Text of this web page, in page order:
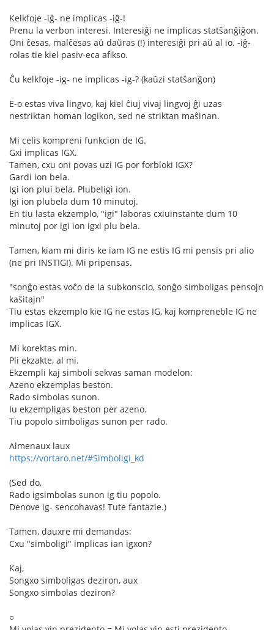
Kelkfoje -iĝ- ne implicas -iĝ-!
Prenu la verbon interesi. Interesiĝi ne implicas statŝanĝiĝon.
Oni ĉesas, malĉesas aŭ daŭras (!) interesiĝi pri aŭ al io. -iĝ-
rolas tie kiel pasiv-eca afikso.
Ĉu kelkfoje -ig- ne implicas -ig-? (kaŭzi statŝanĝon)
E-o estas viva lingvo, kaj kiel ĉiuj vivaj lingvoj ĝi uzas
nestriktan homan logikon, sed ne striktan maŝinan.
Mi celis kompreni funkcion de IG.
Gxi implicas IGX.
Tamen, cxu oni povas uzi IG por forbloki IGX?
Gardi ion bela.
Igi ion plui bela. Plubeligi ion.
Igi ion plubela dum 10 minutoj.
En tiu lasta ekzemplo, "igi" laboras cxiuinstante dum 10
minutoj por igi ion igxi plu bela.
Tamen, kiam mi diris ke iam IG ne estis IG mi pensis pri alio
(ne pri INSTIGI). Mi pripensas.
"sonĝo estas voĉo de la subkonscio, sonĝo simboligas pensojn
kaŝitajn"
Tiu estas ekzemplo kie IG ne estas IG, kaj kompreneble IG ne
implicas IGX.
Mi korektas min.
Pli ekzakte, al mi.
Ekzempli kaj simboli sekvas saman modelon:
Azeno ekzemplas beston.
Rado simbolas sunon.
Iu ekzempligas beston per azeno.
Tiu popolo simboligas sunon per rado.
Almenaux laux
https://vortaro.net/#Simboligi_kd
(Sed do,
Rado igsimbolas sunon ig tiu popolo.
Denove ig- sencohavas! Tute fantazie.)
Tamen, dauxre mi demandas:
Cxu "simboligi" implicas ian igxon?
Kaj,
Songxo simboligas deziron, aux
Songxo simbolas deziron?
○